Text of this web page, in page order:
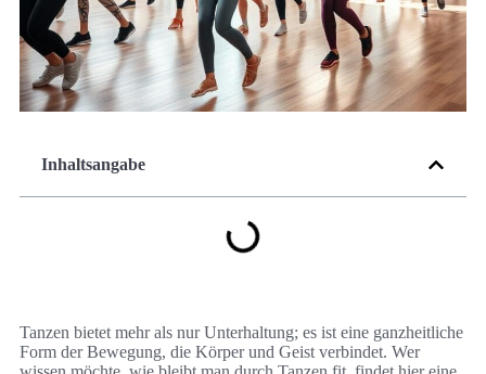
Inhaltsangabe
Tanzen bietet mehr als nur Unterhaltung; es ist eine ganzheitliche
Form der Bewegung, die Körper und Geist verbindet. Wer